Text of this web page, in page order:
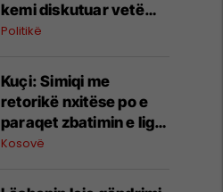
kemi diskutuar vetëm
për parime
Politikë
Kuçi: Simiqi me
retorikë nxitëse po e
paraqet zbatimin e ligjit
në veri si "spastrim
Kosovë